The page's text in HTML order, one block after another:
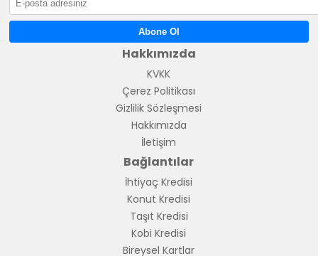
koşullardakonut kredisikullanın.
ile Hayallerinizdeki Araba
Yeni bir araba almak istiyor musunuz?
sayesinde hayalinizdeki araca kolayca
Kredi Hesaplama Aracı ile En Uygun
Bağlantılar
İhtiyaç Kredisi
Konut Kredisi
Taşıt Kredisi
Kobi Kredisi
Bireysel Kartlar
Hakkımızda
KVKK
Çerez Politikası
Gizlilik Sözleşmesi
Hakkımızda
İletişim
Abone Ol